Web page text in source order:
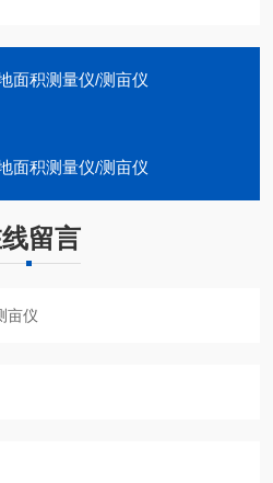
面积测量仪/测亩仪
面积测量仪/测亩仪
留言